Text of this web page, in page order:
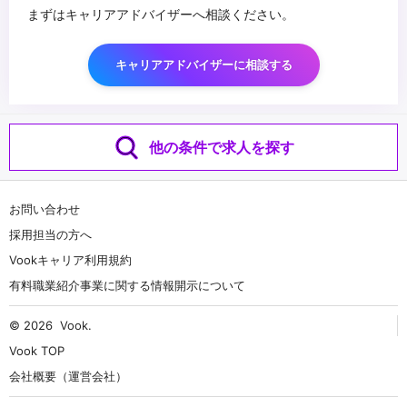
まずはキャリアアドバイザーへ相談ください。
キャリアアドバイザーに相談する
他の条件で求人を探す
お問い合わせ
採用担当の方へ
Vookキャリア利用規約
有料職業紹介事業に関する情報開示について
© 2026 Vook.
Vook TOP
会社概要（運営会社）